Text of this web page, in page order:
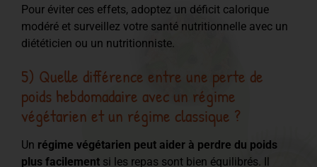
Pour éviter ces effets, adoptez un déficit calorique
modéré et surveillez votre santé nutritionnelle avec un
diététicien ou un nutritionniste.
5) Quelle différence entre une perte de
poids hebdomadaire avec un régime
végétarien et un régime classique ?
Un régime végétarien peut aider à perdre du poids
plus facilement si les repas sont bien équilibrés. Il